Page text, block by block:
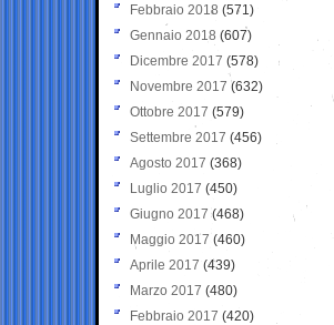
Febbraio 2018 (571)
Gennaio 2018 (607)
Dicembre 2017 (578)
Novembre 2017 (632)
Ottobre 2017 (579)
Settembre 2017 (456)
Agosto 2017 (368)
Luglio 2017 (450)
Giugno 2017 (468)
Maggio 2017 (460)
Aprile 2017 (439)
Marzo 2017 (480)
Febbraio 2017 (420)